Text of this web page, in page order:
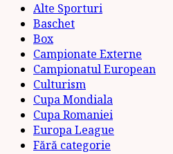
Alte Sporturi
Baschet
Box
Campionate Externe
Campionatul European
Culturism
Cupa Mondiala
Cupa Romaniei
Europa League
Fără categorie